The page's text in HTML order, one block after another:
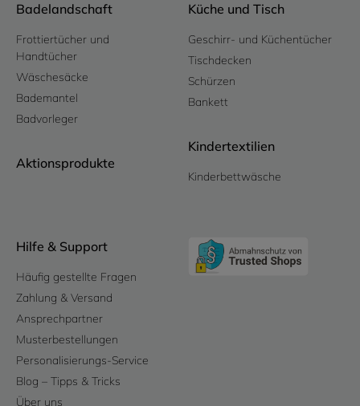
Badelandschaft
Frottiertücher und
Handtücher
Wäschesäcke
Bademantel
Badvorleger
Aktionsprodukte
Küche und Tisch
Geschirr- und Küchentücher
Tischdecken
Schürzen
Bankett
Kindertextilien
Kinderbettwäsche
Hilfe & Support
Häufig gestellte Fragen
Zahlung & Versand
Ansprechpartner
Musterbestellungen
Personalisierungs-Service
Blog – Tipps & Tricks
Über uns